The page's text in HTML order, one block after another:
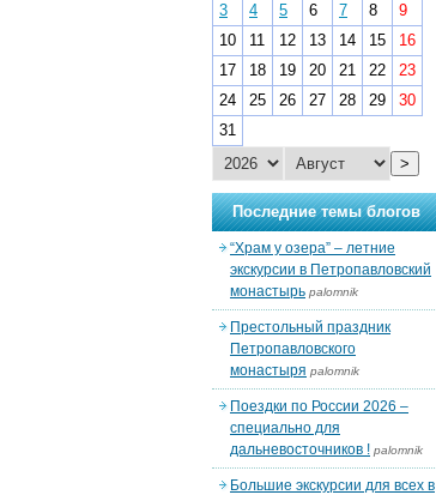
3
4 5 6 7 8
9
10
11 12 13 14 15
16
17
18 19 20 21 22
23
24
25 26 27 28 29
30
31
>
Последние темы блогов
“Храм у озера” – летние
экскурсии в Петропавловский
монастырь palomnik
Престольный праздник
Петропавловского
монастыря palomnik
Поездки по России 2026 –
специально для
дальневосточников ! palomnik
Большие экскурсии для всех в